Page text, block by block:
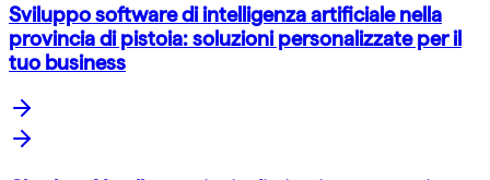
Sviluppo software di intelligenza artificiale nella
provincia di pistoia: soluzioni personalizzate per il
tuo business